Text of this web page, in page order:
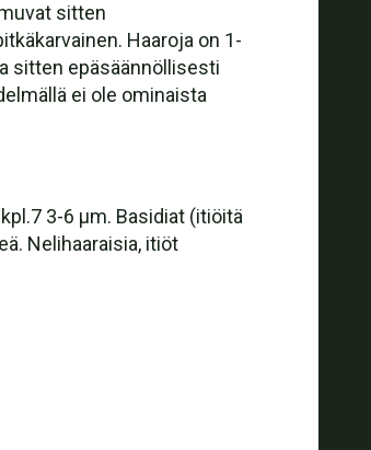
sitten
Haaroja on 1-
sitten epäsäännöllisesti
ei ole ominaista
3-6 μm. Basidiat (itiöitä
Nelihaaraisia, itiöt